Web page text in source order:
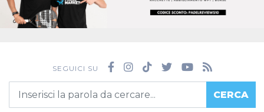
SEGUICI SU
CERCA